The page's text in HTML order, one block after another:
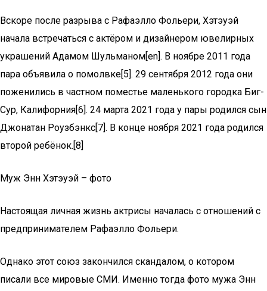
Вскоре после разрыва с Рафаэлло Фольери, Хэтэуэй
начала встречаться с актёром и дизайнером ювелирных
украшений Адамом Шульманом[en]. В ноябре 2011 года
пара объявила о помолвке[5]. 29 сентября 2012 года они
поженились в частном поместье маленького городка Биг-
Сур, Калифорния[6]. 24 марта 2021 года у пары родился сын
Джонатан Роузбэнкс[7]. В конце ноября 2021 года родился
второй ребёнок.[8]
Муж Энн Хэтэуэй – фото
Настоящая личная жизнь актрисы началась с отношений с
предпринимателем Рафаэлло Фольери.
Однако этот союз закончился скандалом, о котором
писали все мировые СМИ. Именно тогда фото мужа Энн